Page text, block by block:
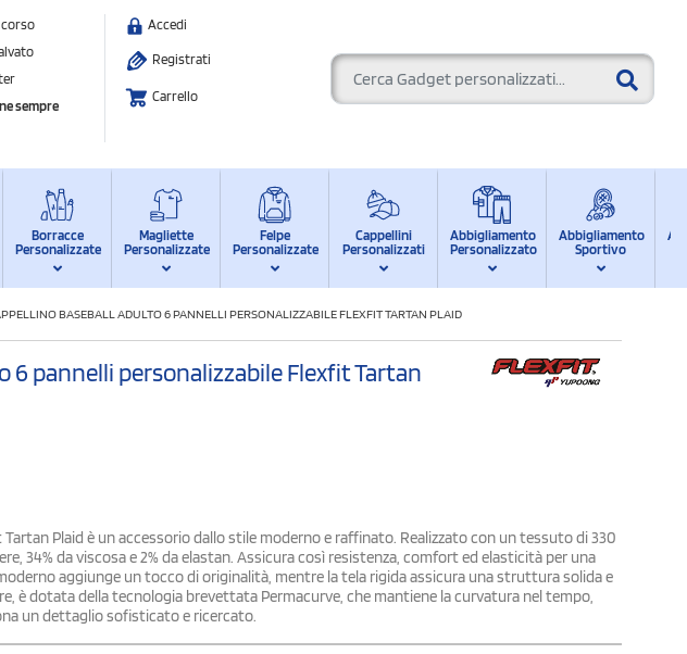
sempre
Accedi
Registrati
Carrello
Borracce
Personalizzate
Magliette
Personalizzate
Felpe
Personalizzate
Cappellini
Personalizzati
Abbigliamento
Personalizzato
Abbigliamento
Sportivo
BASEBALL ADULTO 6 PANNELLI PERSONALIZZABILE FLEXFIT TARTAN PLAID
6 pannelli personalizzabile Flexfit Tartan
Tartan Plaid è un accessorio dallo stile moderno e raffinato. Realizzato con un tessuto di 330
34% da viscosa e 2% da elastan. Assicura così resistenza, comfort ed elasticità per una
aggiunge un tocco di originalità, mentre la tela rigida assicura una struttura solida e
è dotata della tecnologia brevettata Permacurve, che mantiene la curvatura nel tempo,
un dettaglio sofisticato e ricercato.